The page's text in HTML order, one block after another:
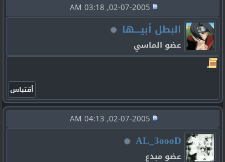
02-07-2005, 03:18 AM
البطل أبيــــها
عضو الماسي
02-07-2005, 04:13 AM
AL_3oooD
عضو مبدع